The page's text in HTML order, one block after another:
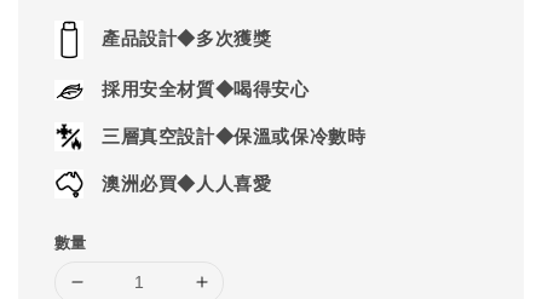
price
產品設計◆多次獲獎
採用安全材質◆喝得安心
三層真空設計◆保溫或保冷數時
澳洲必買◆人人喜愛
數量